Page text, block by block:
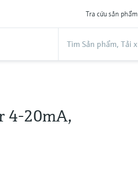
Tra cứu sản phẩm
4-20mA,